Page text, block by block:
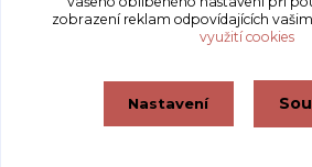
info@masnicak.cz
zobrazení reklam odpovídajících
využití cookies
Nastavení